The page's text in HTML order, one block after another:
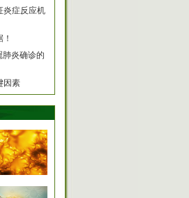
炎症反应机
肺炎确诊的
因素